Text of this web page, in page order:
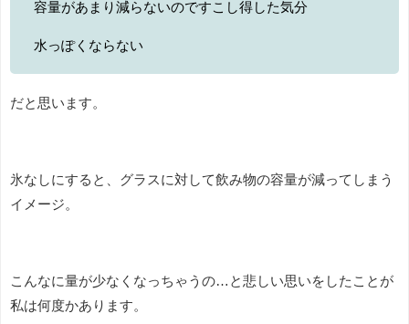
容量があまり減らないのですこし得した気分
水っぽくならない
だと思います。
氷なしにすると、グラスに対して飲み物の容量が減ってしまう
イメージ。
こんなに量が少なくなっちゃうの…と悲しい思いをしたことが
私は何度かあります。